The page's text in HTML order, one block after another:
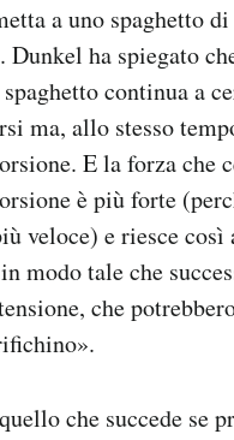
a uno spaghetto
Dunkel ha spiegato
continua a
ma, allo stesso
E la forza che
è più forte
veloce) e riesce così
modo tale che
che
che succede se